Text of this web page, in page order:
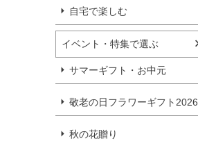
自宅で楽しむ
イベント・特集で選ぶ
サマーギフト・お中元
敬老の日フラワーギフト2026
秋の花贈り